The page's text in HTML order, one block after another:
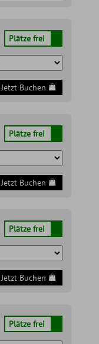
Plätze frei
Jetzt Buchen
Plätze frei
Jetzt Buchen
Plätze frei
Jetzt Buchen
Plätze frei